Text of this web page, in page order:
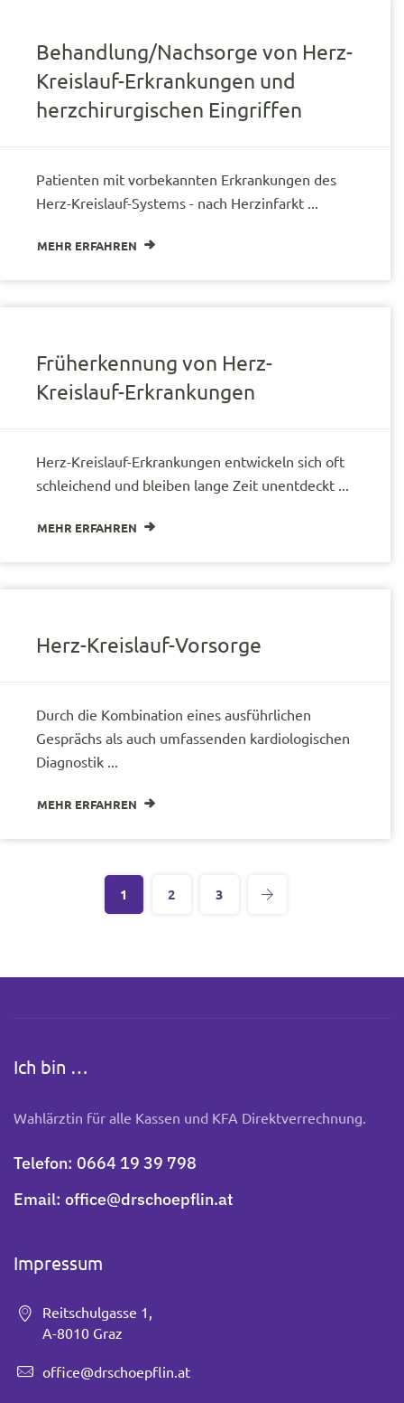
Behandlung/Nachsorge von Herz-
Kreislauf-Erkrankungen und
herzchirurgischen Eingriffen
Patienten mit vorbekannten Erkrankungen des
Herz-Kreislauf-Systems - nach Herzinfarkt ...
MEHR ERFAHREN
Früherkennung von Herz-
Kreislauf-Erkrankungen
Herz-Kreislauf-Erkrankungen entwickeln sich oft
schleichend und bleiben lange Zeit unentdeckt ...
MEHR ERFAHREN
Herz-Kreislauf-Vorsorge
Durch die Kombination eines ausführlichen
Gesprächs als auch umfassenden kardiologischen
Diagnostik ...
MEHR ERFAHREN
1 2 3
Ich bin …
Wahlärztin für alle Kassen und KFA Direktverrechnung.
Telefon: 0664 19 39 798
Email: office@drschoepflin.at
Impressum
Reitschulgasse 1,
A-8010 Graz
office@drschoepflin.at